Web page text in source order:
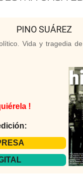
PINO SUÁREZ
Vida y tragedia
!